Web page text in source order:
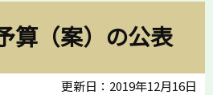
算（案）の公表
更新日：2019年12月16日